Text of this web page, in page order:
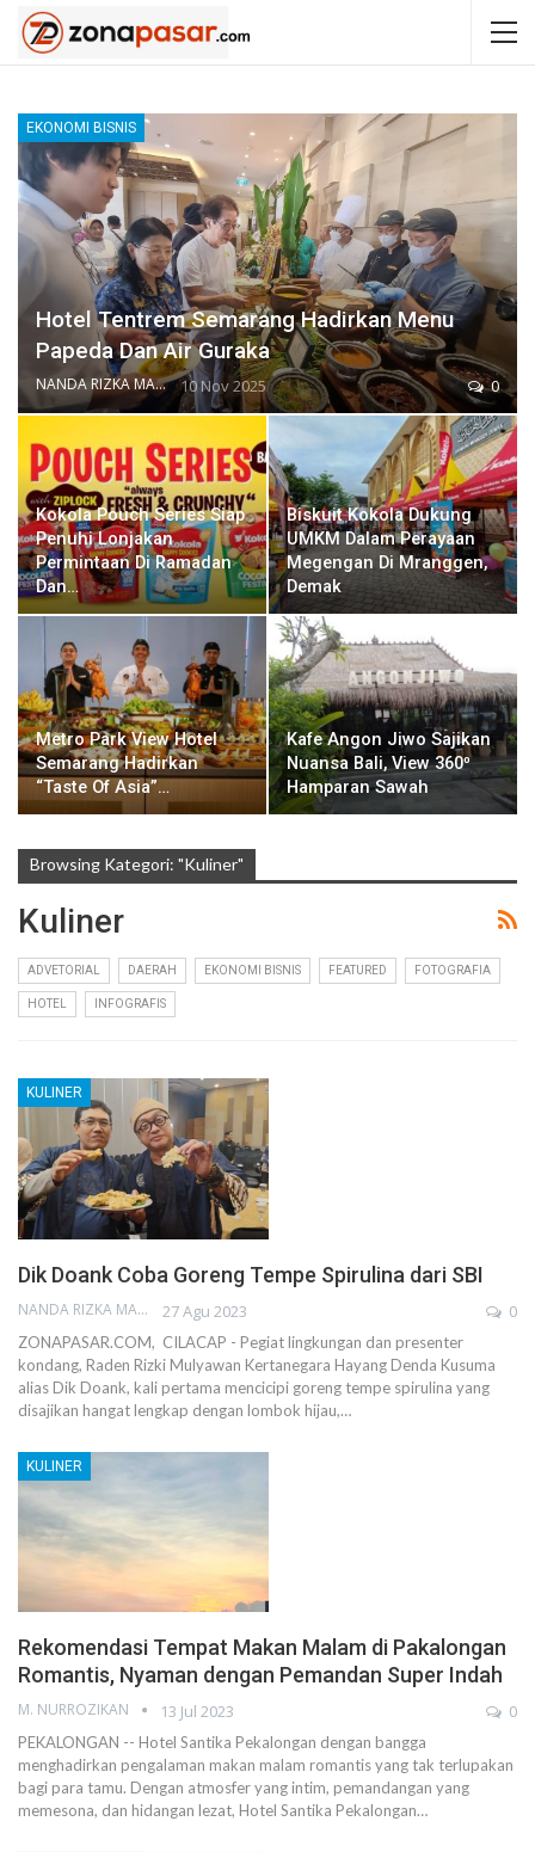
EKONOMI BISNIS
Hotel Tentrem Semarang Hadirkan Menu
Papeda Dan Air Guraka
NANDA RIZKA MAHENDRA 10 Nov 2025 0
Kokola Pouch Series Siap
Penuhi Lonjakan
Permintaan Di Ramadan
Dan…
Biskuit Kokola Dukung
UMKM Dalam Perayaan
Megengan Di Mranggen,
Demak
Metro Park View Hotel
Semarang Hadirkan
“Taste Of Asia”…
Kafe Angon Jiwo Sajikan
Nuansa Bali, View 360⁰
Hamparan Sawah
Browsing Kategori: "Kuliner"
Kuliner
ADVETORIAL DAERAH EKONOMI BISNIS FEATURED FOTOGRAFIA
HOTEL INFOGRAFIS
KULINER
Dik Doank Coba Goreng Tempe Spirulina dari SBI
NANDA RIZKA MAHENDRA 27 Agu 2023 0
ZONAPASAR.COM, CILACAP - Pegiat lingkungan dan presenter
kondang, Raden Rizki Mulyawan Kertanegara Hayang Denda Kusuma
alias Dik Doank, kali pertama mencicipi goreng tempe spirulina yang
disajikan hangat lengkap dengan lombok hijau,…
KULINER
Rekomendasi Tempat Makan Malam di Pakalongan
Romantis, Nyaman dengan Pemandan Super Indah
M. NURROZIKAN 13 Jul 2023 0
PEKALONGAN -- Hotel Santika Pekalongan dengan bangga
menghadirkan pengalaman makan malam romantis yang tak terlupakan
bagi para tamu. Dengan atmosfer yang intim, pemandangan yang
memesona, dan hidangan lezat, Hotel Santika Pekalongan…